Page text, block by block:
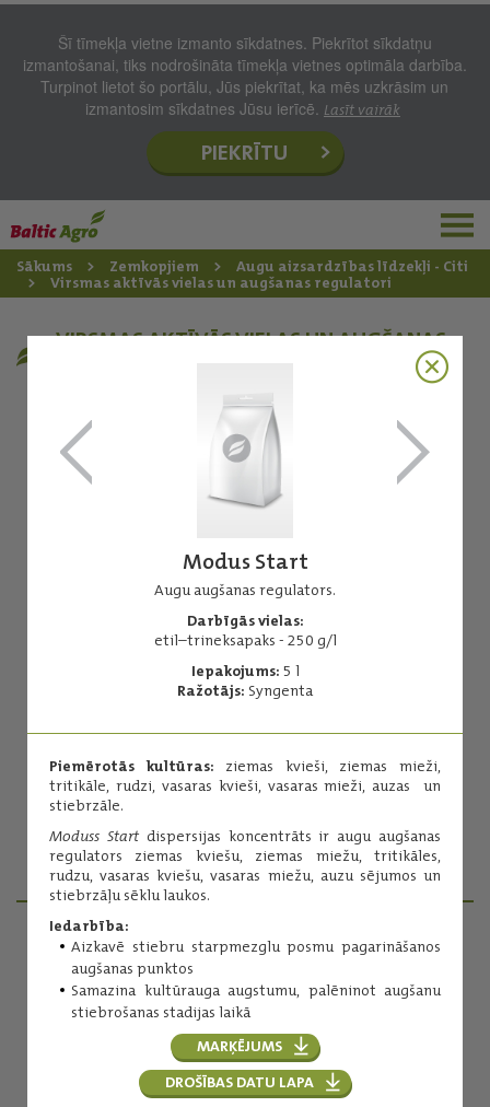
Šī tīmekļa vietne izmanto sīkdatnes. Piekrītot sīkdatņu
izmantošanai, tiks nodrošināta tīmekļa vietnes optimāla darbība.
Turpinot lietot šo portālu, Jūs piekrītat, ka mēs uzkrāsim un
izmantosim sīkdatnes Jūsu ierīcē. Lasīt vairāk
PIEKRĪTU
Sākums Zemkopjiem
Augu aizsardzības līdzekļi - Citi
Virsmas aktīvās vielas un augšanas regulatori
Modus Start
Augu augšanas regulators.
Darbīgās vielas:
etil–trineksapaks - 250 g/l
Iepakojums: 5 l
Ražotājs: Syngenta
Piemērotās kultūras: ziemas kvieši, ziemas mieži,
tritikāle, rudzi, vasaras kvieši, vasaras mieži, auzas un
stiebrzāle.
Moduss Startdispersijas koncentrāts ir augu augšanas
regulators ziemas kviešu, ziemas miežu, tritikāles,
rudzu, vasaras kviešu, vasaras miežu, auzu sējumos un
stiebrzāļu sēklu laukos.
Iedarbība:
Aizkavē stiebru starpmezglu posmu pagarināšanos
augšanas punktos
Samazina kultūrauga augstumu, palēninot augšanu
stiebrošanas stadijas laikā
MARĶĒJUMS
DROŠĪBAS DATU LAPA
VIRSMAS AKTĪVĀS VIELAS UN AUGŠANAS
CCC
Augu augšanas regulators - pretveldres preparāts.
Darbīgās vielas:
Iepakojums:10 l
Lasīt vairāk
PRODUKTU MENEDŽERI